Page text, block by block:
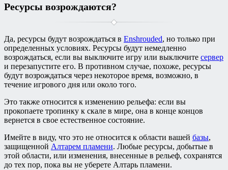
Ресурсы возрождаются?
Да, ресурсы будут возрождаться в Enshrouded, но только при
определенных условиях. Ресурсы будут немедленно
возрождаться, если вы выключите игру или выключите сервер
и перезапустите его. В противном случае, похоже, ресурсы
будут возрождаться через некоторое время, возможно, в
течение игрового дня или около того.
Это также относится к изменению рельефа: если вы
прокопаете тропинку к скале в мире, она в конце концов
вернется в свое естественное состояние.
Имейте в виду, что это не относится к области вашей базы,
защищенной Алтарем пламени. Любые ресурсы, добытые в
этой области, или изменения, внесенные в рельеф, сохранятся
до тех пор, пока вы не уберете Алтарь пламени.